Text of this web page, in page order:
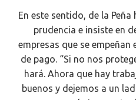
En este sentido, de la
prudencia e insiste en
empresas que se empeñan
de pago. “Si no nos
hará. Ahora que hay
buenos y dejemos a un